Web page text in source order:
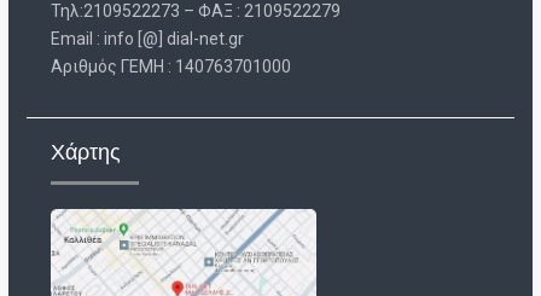
Τηλ:2109522273 – ΦΑΞ : 2109522279
Email : info [@] dial-net.gr
Aριθμός ΓΕΜΗ : 140763701000
Χάρτης